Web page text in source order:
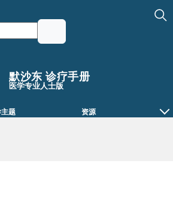
默沙东 诊疗手册
医学专业人士版
题 资源